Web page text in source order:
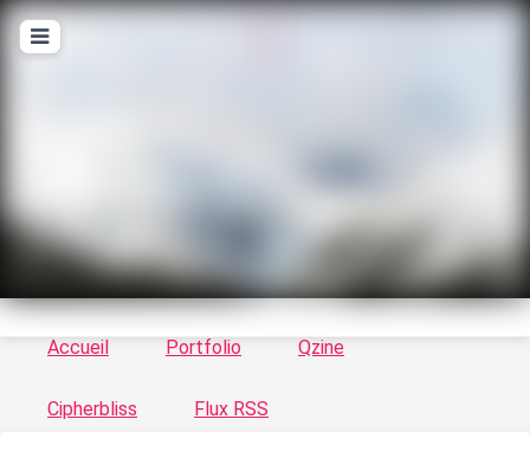
Le vortex à chats - Illustrations, trucs en tout
genre par Tykayn
Accueil Portfolio Qzine
Cipherbliss Flux RSS